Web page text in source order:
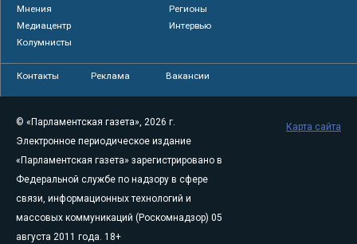
Мнения
Регионы
Медиацентр
Интервью
Колумнисты
Контакты Реклама Вакансии
© «Парламентская газета», 2026 г.
Электронное периодическое издание
«Парламентская газета» зарегистрировано в
Федеральной службе по надзору в сфере
связи, информационных технологий и
массовых коммуникаций (Роскомнадзор) 05
августа 2011 года. 18+
Карта сайта